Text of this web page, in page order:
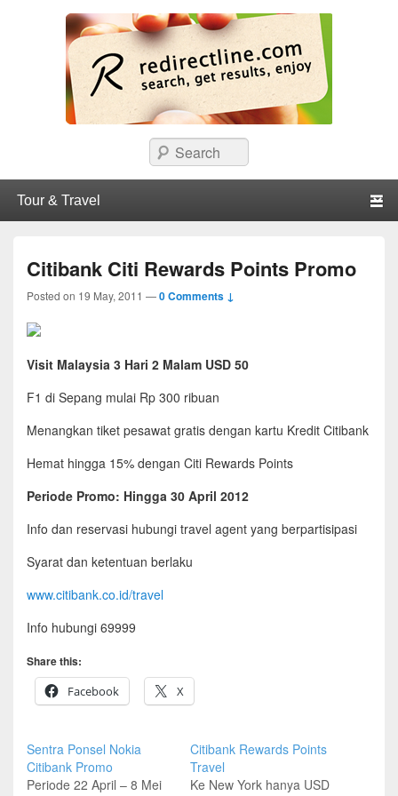
Surabaya.
Search
Citibank Citi Rewards Points Promo
Posted on 19 May, 2011 —0 Comments ↓
Visit Malaysia 3 Hari 2 Malam USD 50
F1 di Sepang mulai Rp 300 ribuan
Menangkan tiket pesawat gratis dengan kartu Kredit Citibank
Hemat hingga 15% dengan Citi Rewards Points
Periode Promo: Hingga 30 April 2012
Info dan reservasi hubungi travel agent yang berpartisipasi
Syarat dan ketentuan berlaku
www.citibank.co.id/travel
Info hubungi 69999
Share this:
Facebook
X
Sentra Ponsel Nokia
Citibank Promo
Periode 22 April – 8 Mei
Citibank Rewards Points
Travel
Ke New York hanya USD